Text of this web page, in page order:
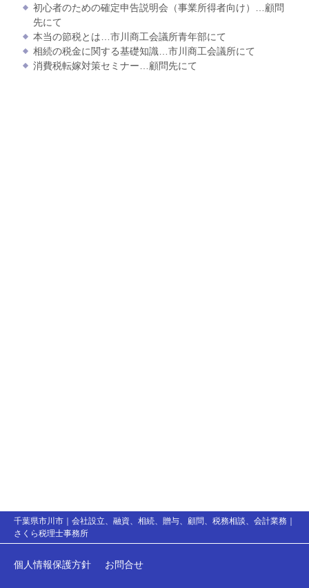
初心者のための確定申告説明会（事業所得者向け）…顧問
先にて
本当の節税とは…市川商工会議所青年部にて
相続の税金に関する基礎知識…市川商工会議所にて
消費税転嫁対策セミナー…顧問先にて
千葉県市川市｜会社設立、融資、相続、贈与、顧問、税務相談、会計業務｜
さくら税理士事務所
個人情報保護方針 お問合せ